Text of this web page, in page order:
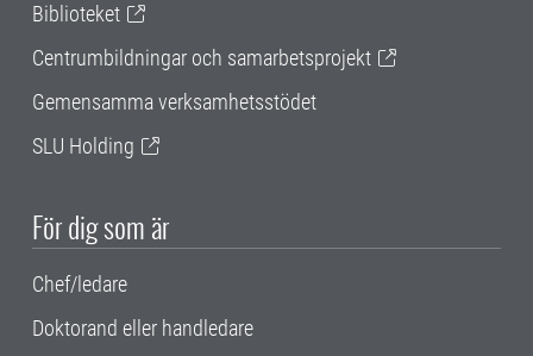
Biblioteket
Centrumbildningar och samarbetsprojekt
Gemensamma verksamhetsstödet
SLU Holding
För dig som är
Chef/ledare
Doktorand eller handledare